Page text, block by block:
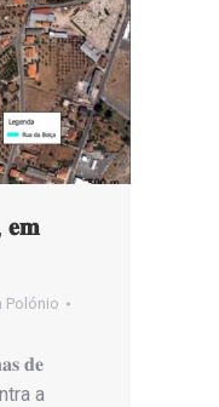
𝐞𝐦
Polónio
𝐝𝐞
a